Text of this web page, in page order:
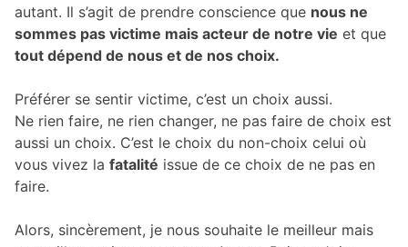
autant. Il s’agit de prendre conscience que nous ne
sommes pas victime mais acteur de notre vie et que
tout dépend de nous et de nos choix.
Préférer se sentir victime, c’est un choix aussi.
Ne rien faire, ne rien changer, ne pas faire de choix est
aussi un choix. C’est le choix du non-choix celui où
vous vivez la fatalité issue de ce choix de ne pas en
faire.
Alors, sincèrement, je nous souhaite le meilleur mais